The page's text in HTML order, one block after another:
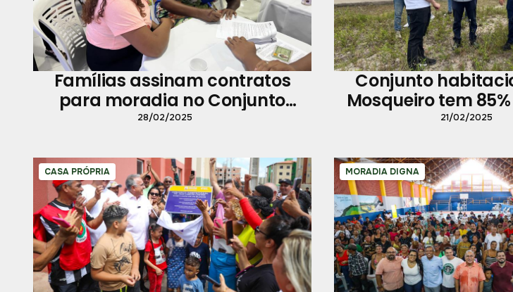
Famílias assinam contratos
para moradia no Conjunto
Quinta dos Paricás
28/02/2025
Conjunto
Mosqueiro tem
concluídas
21/02/2025
CASA PRÓPRIA MORADIA DIGNA